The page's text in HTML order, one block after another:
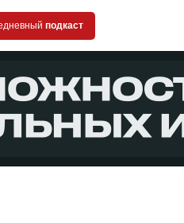
подкаст